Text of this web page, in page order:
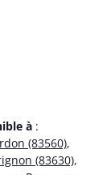
à :
(83560),
(83630),